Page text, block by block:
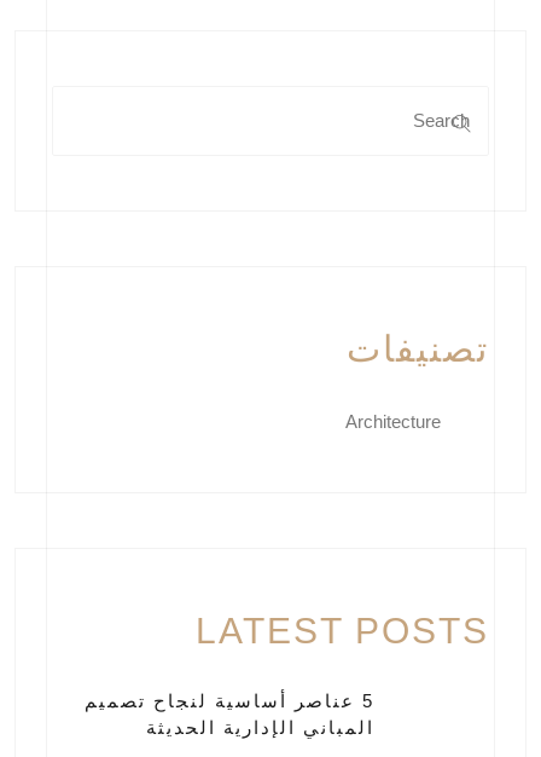
تصنيفات
Architecture
LATEST POSTS
5 عناصر أساسية لنجاح تصميم
المباني الإدارية الحديثة